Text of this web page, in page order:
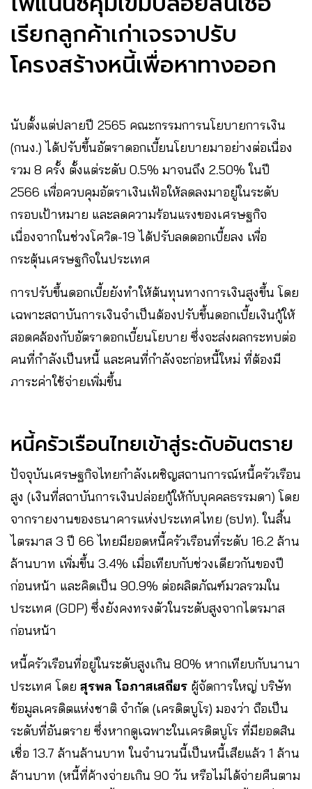
เรียกลูกค้าเก่าเจรจาปรับ
โครงสร้างหนี้เพื่อหาทางออก
นับตั้งแต่ปลายปี 2565 คณะกรรมการนโยบายการเงิน
(กนง.) ได้ปรับขึ้นอัตราดอกเบี้ยนโยบายมาอย่างต่อเนื่อง
รวม 8 ครั้ง ตั้งแต่ระดับ 0.5% มาจนถึง 2.50% ในปี
2566 เพื่อควบคุมอัตราเงินเฟ้อให้ลดลงมาอยู่ในระดับ
กรอบเป้าหมาย และลดความร้อนแรงของเศรษฐกิจ
เนื่องจากในช่วงโควิด-19 ได้ปรับลดดอกเบี้ยลง เพื่อ
กระตุ้นเศรษฐกิจในประเทศ
การปรับขึ้นดอกเบี้ยยังทำให้ต้นทุนทางการเงินสูงขึ้น โดย
เฉพาะสถาบันการเงินจำเป็นต้องปรับขึ้นดอกเบี้ยเงินกู้ให้
สอดคล้องกับอัตราดอกเบี้ยนโยบาย ซึ่งจะส่งผลกระทบต่อ
คนที่กำลังเป็นหนี้ และคนที่กำลังจะก่อหนี้ใหม่ ที่ต้องมี
ภาระค่าใช้จ่ายเพิ่มขึ้น
หนี้ครัวเรือนไทยเข้าสู่ระดับอันตราย
ปัจจุบันเศรษฐกิจไทยกำลังเผชิญสถานการณ์หนี้ครัวเรือน
สูง (เงินที่สถาบันการเงินปล่อยกู้ให้กับบุคคลธรรมดา) โดย
จากรายงานของธนาคารแห่งประเทศไทย (ธปท). ในสิ้น
ไตรมาส 3 ปี 66 ไทยมียอดหนี้ครัวเรือนที่ระดับ 16.2 ล้าน
ล้านบาท เพิ่มขึ้น 3.4% เมื่อเทียบกับช่วงเดียวกันของปี
ก่อนหน้า และคิดเป็น 90.9% ต่อผลิตภัณฑ์มวลรวมใน
ประเทศ (GDP) ซึ่งยังคงทรงตัวในระดับสูงจากไตรมาส
ก่อนหน้า
หนี้ครัวเรือนที่อยู่ในระดับสูงเกิน 80% หากเทียบกับนานา
ประเทศ โดย สุรพล โอภาสเสถียร ผู้จัดการใหญ่ บริษัท
ข้อมูลเครดิตแห่งชาติ จำกัด (เครดิตบูโร) มองว่า ถือเป็น
ระดับที่อันตราย ซึ่งหากดูเฉพาะในเครดิตบูโร ที่มียอดสิน
เชื่อ 13.7 ล้านล้านบาท ในจำนวนนี้เป็นหนี้เสียแล้ว 1 ล้าน
ล้านบาท (หนี้ที่ค้างจ่ายเกิน 90 วัน หรือไม่ได้จ่ายคืนตาม